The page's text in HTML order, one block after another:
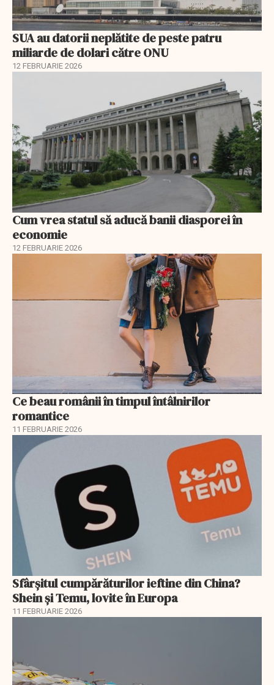
SUA au datorii neplătite de peste patru
miliarde de dolari către ONU
12 FEBRUARIE 2026
Cum vrea statul să aducă banii diasporei în
economie
12 FEBRUARIE 2026
Ce beau românii în timpul întâlnirilor
romantice
11 FEBRUARIE 2026
Sfârșitul cumpărăturilor ieftine din China?
Shein și Temu, lovite în Europa
11 FEBRUARIE 2026